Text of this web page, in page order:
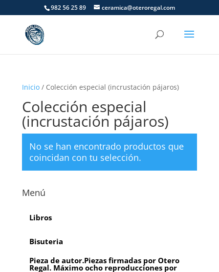
982 56 25 89 ceramica@oteroregal.com
Inicio/ Colección especial (incrustación pájaros)
Colección especial
(incrustación pájaros)
No se han encontrado productos que
coincidan con tu selección.
Menú
Libros
Bisuteria
Pieza de autor.Piezas firmadas por Otero
Regal. Máximo ocho reproducciones por